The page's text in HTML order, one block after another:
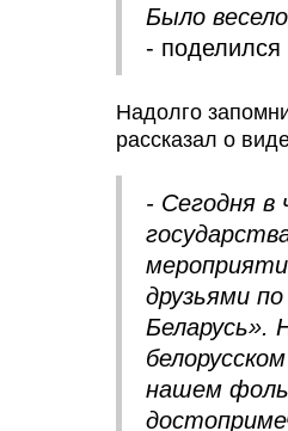
Было
- поделился
Надолго
рассказал о
- Сегодня в
друзьями
Беларусь».
нашем